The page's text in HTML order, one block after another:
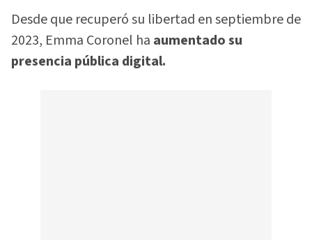
Desde que recuperó su libertad en septiembre de
2023, Emma Coronel ha aumentado su
presencia pública digital.